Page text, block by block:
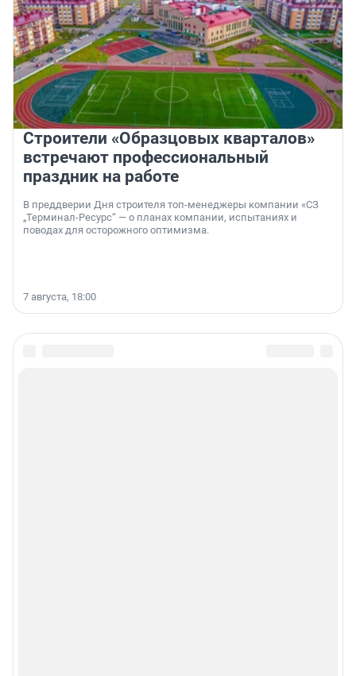
Строители «Образцовых кварталов»
встречают профессиональный
праздник на работе
В преддверии Дня строителя топ-менеджеры компании «СЗ
„Терминал-Ресурс“ — о планах компании, испытаниях и
поводах для осторожного оптимизма.
7 августа, 18:00